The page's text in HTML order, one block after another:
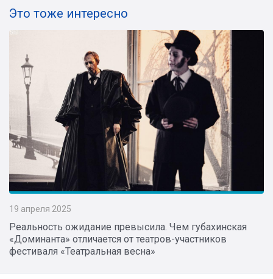
Это тоже интересно
19 апреля 2025
Реальность ожидание превысила. Чем губахинская
«Доминанта» отличается от театров-участников
фестиваля «Театральная весна»